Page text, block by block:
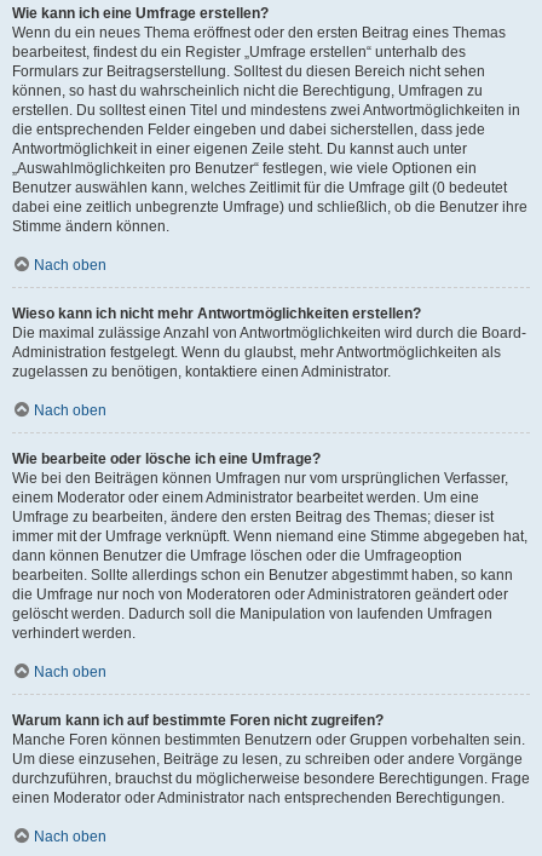
Wie kann ich eine Umfrage erstellen?
Wenn du ein neues Thema eröffnest oder den ersten Beitrag eines Themas
bearbeitest, findest du ein Register „Umfrage erstellen“ unterhalb des
Formulars zur Beitragserstellung. Solltest du diesen Bereich nicht sehen
können, so hast du wahrscheinlich nicht die Berechtigung, Umfragen zu
erstellen. Du solltest einen Titel und mindestens zwei Antwortmöglichkeiten in
die entsprechenden Felder eingeben und dabei sicherstellen, dass jede
Antwortmöglichkeit in einer eigenen Zeile steht. Du kannst auch unter
„Auswahlmöglichkeiten pro Benutzer“ festlegen, wie viele Optionen ein
Benutzer auswählen kann, welches Zeitlimit für die Umfrage gilt (0 bedeutet
dabei eine zeitlich unbegrenzte Umfrage) und schließlich, ob die Benutzer ihre
Stimme ändern können.
Nach oben
Wieso kann ich nicht mehr Antwortmöglichkeiten erstellen?
Die maximal zulässige Anzahl von Antwortmöglichkeiten wird durch die Board-
Administration festgelegt. Wenn du glaubst, mehr Antwortmöglichkeiten als
zugelassen zu benötigen, kontaktiere einen Administrator.
Nach oben
Wie bearbeite oder lösche ich eine Umfrage?
Wie bei den Beiträgen können Umfragen nur vom ursprünglichen Verfasser,
einem Moderator oder einem Administrator bearbeitet werden. Um eine
Umfrage zu bearbeiten, ändere den ersten Beitrag des Themas; dieser ist
immer mit der Umfrage verknüpft. Wenn niemand eine Stimme abgegeben hat,
dann können Benutzer die Umfrage löschen oder die Umfrageoption
bearbeiten. Sollte allerdings schon ein Benutzer abgestimmt haben, so kann
die Umfrage nur noch von Moderatoren oder Administratoren geändert oder
gelöscht werden. Dadurch soll die Manipulation von laufenden Umfragen
verhindert werden.
Nach oben
Warum kann ich auf bestimmte Foren nicht zugreifen?
Manche Foren können bestimmten Benutzern oder Gruppen vorbehalten sein.
Um diese einzusehen, Beiträge zu lesen, zu schreiben oder andere Vorgänge
durchzuführen, brauchst du möglicherweise besondere Berechtigungen. Frage
einen Moderator oder Administrator nach entsprechenden Berechtigungen.
Nach oben